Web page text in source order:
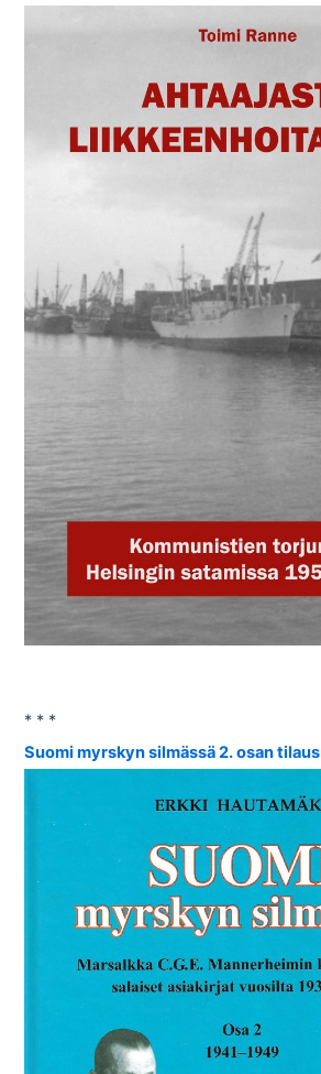
* * *
Suomi myrskyn silmässä 2. osan tilaus